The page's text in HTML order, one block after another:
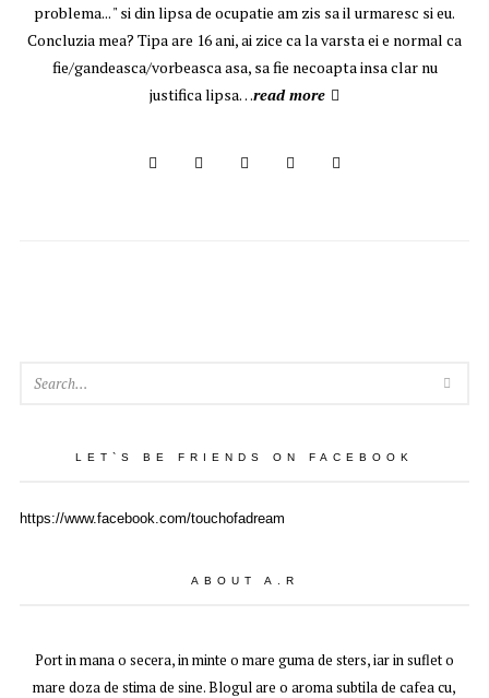
problema... " si din lipsa de ocupatie am zis sa il urmaresc si eu.
Concluzia mea? Tipa are 16 ani, ai zice ca la varsta ei e normal ca
fie/gandeasca/vorbeasca asa, sa fie necoapta insa clar nu
justifica lipsa…read more
LET`S BE FRIENDS ON FACEBOOK
https://www.facebook.com/touchofadream
ABOUT A.R
Port in mana o secera, in minte o mare guma de sters, iar in suflet o
mare doza de stima de sine. Blogul are o aroma subtila de cafea cu,